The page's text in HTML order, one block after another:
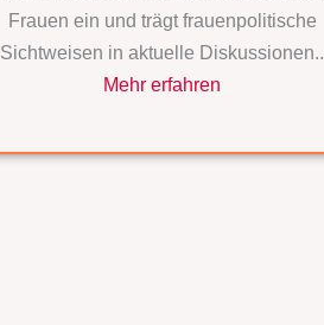
Frauen ein und trägt frauenpolitische
Sichtweisen in aktuelle Diskussionen..
Mehr erfahren